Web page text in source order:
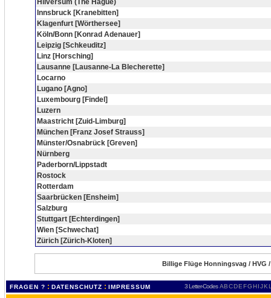
Hilversum (The Hague)
Innsbruck [Kranebitten]
Klagenfurt [Wörthersee]
Köln/Bonn [Konrad Adenauer]
Leipzig [Schkeuditz]
Linz [Horsching]
Lausanne [Lausanne-La Blecherette]
Locarno
Lugano [Agno]
Luxembourg [Findel]
Luzern
Maastricht [Zuid-Limburg]
München [Franz Josef Strauss]
Münster/Osnabrück [Greven]
Nürnberg
Paderborn/Lippstadt
Rostock
Rotterdam
Saarbrücken [Ensheim]
Salzburg
Stuttgart [Echterdingen]
Wien [Schwechat]
Zürich [Zürich-Kloten]
Billige Flüge Honningsvag / HVG
FRAGEN ? : DATENSCHUTZ : IMPRESSUM 3 Letter-Codes ABCDEFGH IJKL